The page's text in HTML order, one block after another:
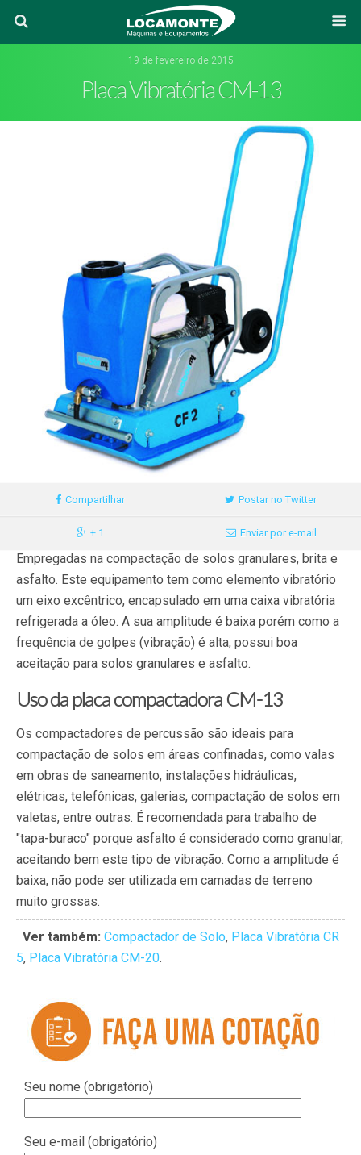
19 de fevereiro de 2015
Placa Vibratória CM-13
Compartilhar Postar no Twitter
+ 1 Enviar por e-mail
Empregadas na compactação de solos granulares, brita e
asfalto. Este equipamento tem como elemento vibratório
um eixo excêntrico, encapsulado em uma caixa vibratória
refrigerada a óleo. A sua amplitude é baixa porém como a
frequência de golpes (vibração) é alta, possui boa
aceitação para solos granulares e asfalto.
Uso da placa compactadora CM-13
Os compactadores de percussão são ideais para
compactação de solos em áreas confinadas, como valas
em obras de saneamento, instalações hidráulicas,
elétricas, telefônicas, galerias, compactação de solos em
valetas, entre outras. É recomendada para trabalho de
"tapa-buraco" porque asfalto é considerado como granular,
aceitando bem este tipo de vibração. Como a amplitude é
baixa, não pode ser utilizada em camadas de terreno
muito grossas.
Ver também: Compactador de Solo, Placa Vibratória CR
5, Placa Vibratória CM-20.
Seu nome (obrigatório)
Seu e-mail (obrigatório)